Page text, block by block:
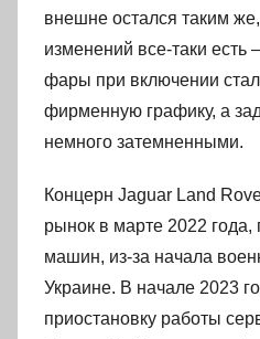
внешне остался таким
изменений все-таки
фары при включении
фирменную графику, а
немного затемненными.
Концерн Jaguar Land
рынок в марте 2022 года,
машин, из-за начала
Украине. В начале 2023
приостановку работы